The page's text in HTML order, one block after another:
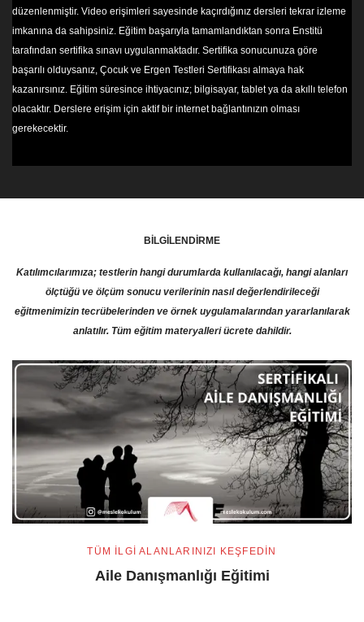
düzenlenmiştir. Video erişimleri sayesinde kaçırdığınız dersleri tekrar izleme
imkanına da sahipsiniz. Eğitim başarıyla tamamlandıktan sonra Enstitü
tarafından sertifika sınavı uygulanmaktadır. Sertifika sonucunuza göre
başarılı olduysanız, Çocuk ve Ergen Testleri Sertifikası almaya hak
kazanırsınız. Eğitim süresince ihtiyacınız; bilgisayar, tablet ya da akıllı telefon
olacaktır. Derslere erişim için aktif bir internet bağlantınızın olması
gerekecektir.
BİLGİLENDİRME
Katılımcılarımıza; testlerin hangi durumlarda kullanılacağı, hangi alanları
ölçtüğü ve ölçüm sonucu verilerinin nasıl değerlendirileceği
eğitmenimizin tecrübelerinden ve örnek uygulamalarından yararlanılarak
anlatılır. Tüm eğitim materyalleri ücrete dahildir.
TÜM ILGI ALANLARINIZI KEŞFEDIN
Aile Danışmanlığı Eğitimi